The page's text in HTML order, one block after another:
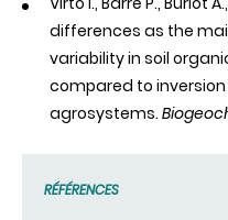
differences as the
variability in soil
compared to
agrosystems.
RÉFÉRENCES